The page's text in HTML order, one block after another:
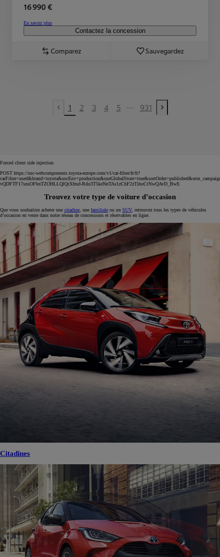
16 990 €
En savoir plus
Contactez la concession
Comparez Sauvegardez
Previous page
1 2 3 4 5 ... 931
Next page
Forced client side injection
POST https://usc-webcomponents.toyota-europe.com/v1/car-filter/fr/fr?
vQDFTF17snsOFbnTZOHLLQlQtXfmd-Rdo3T5keNnTAs1zChF2zTihoCtNwQAvD_BwE
Trouvez votre type de voiture d’occasion
Que vous souhaitiez acheter une citadine , une familiale ou un SUV, retrouvez tous les types de véhicules
d’occasion en vente dans notre réseau de concessions et réservables en ligne.
Citadines